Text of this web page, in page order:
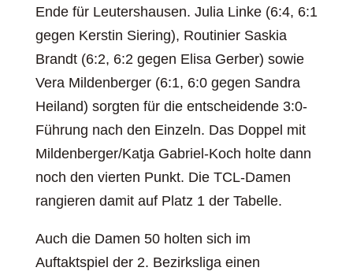
Ende für Leutershausen. Julia Linke (6:4, 6:1
gegen Kerstin Siering), Routinier Saskia
Brandt (6:2, 6:2 gegen Elisa Gerber) sowie
Vera Mildenberger (6:1, 6:0 gegen Sandra
Heiland) sorgten für die entscheidende 3:0-
Führung nach den Einzeln. Das Doppel mit
Mildenberger/Katja Gabriel-Koch holte dann
noch den vierten Punkt. Die TCL-Damen
rangieren damit auf Platz 1 der Tabelle.
Auch die Damen 50 holten sich im
Auftaktspiel der 2. Bezirksliga einen